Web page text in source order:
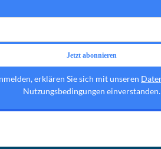
erklären Sie sich mit unseren
Nutzungsbedingungen einverstanden.